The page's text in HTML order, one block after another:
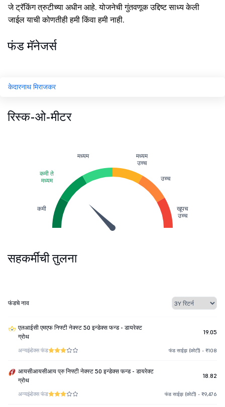
जे ट्रॅकिंग त्रुटीच्या अधीन आहे. योजनेची गुंतवणूक उद्दिष्ट साध्य केली
जाईल याची कोणतीही हमी किंवा हमी नाही.
फंड मॅनेजर्स
केदारनाथ मिराजकर
रिस्क-ओ-मीटर
कमी
कमी ते
मध्यम
मध्यम
मध्यम
उच्च
उच्च
खूपच
उच्च
सहकर्मींची तुलना
फंडचे नाव
एलआईसी एमएफ निफ्टी नेक्स्ट 50 इन्डेक्स फन्ड - डायरेक्ट
ग्रोथ
19.05
अन्यइंडेक्स फंड फंड साईझ (कोटी) - ₹108
आयसीआयसीआय प्रु निफ्टी नेक्स्ट 50 इन्डेक्स फन्ड - डायरेक्ट
ग्रोथ
18.82
अन्यइंडेक्स फंड फंड साईझ (कोटी) - ₹9,476